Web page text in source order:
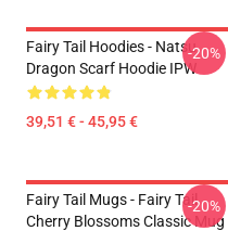
Fairy Tail Hoodies - Natsu
Dragon Scarf Hoodie IPW
39,51 € - 45,95 €
-20%
Fairy Tail Mugs - Fairy Tail
Cherry Blossoms Classic Mug
-20%